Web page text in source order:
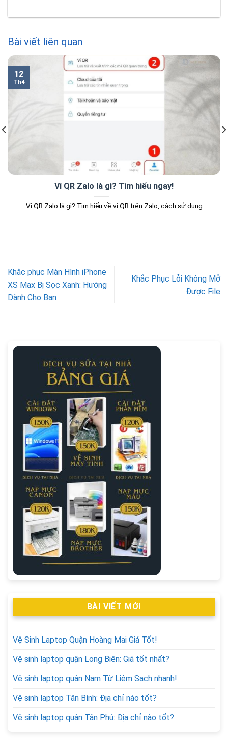
Bài viết liên quan
Ví QR Zalo là gì? Tìm hiểu ngay!
Ví QR Zalo là gì? Tìm hiểu về ví QR trên Zalo, cách sử dụng
12
Th4
Khắc phục Màn Hình iPhone
XS Max Bị Sọc Xanh: Hướng
Dành Cho Bạn
Khắc Phục Lỗi Không Mở
Được File
BÀI VIẾT MỚI
Vệ Sinh Laptop Quận Hoàng Mai Giá Tốt!
Vệ sinh laptop quận Long Biên: Giá tốt nhất?
Vệ sinh laptop quận Nam Từ Liêm Sạch nhanh!
Vệ sinh laptop Tân Bình: Địa chỉ nào tốt?
Vệ sinh laptop quận Tân Phú: Địa chỉ nào tốt?